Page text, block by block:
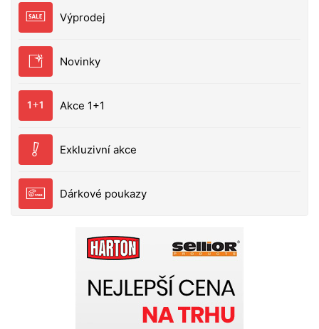
Výprodej
Novinky
Akce 1+1
Exkluzivní akce
Dárkové poukazy
do přírody, pro volný čas, procházky přírodou apod.
Ne nadarmo je používají zkušení profesionálové
rybáře, záchrannými a bezpečnostními složkami
konče.....Vrchní vrstva je vyrobena z kvalitní kůže.
je díky speciálnímu výrobnímu procesu odolná vodě,
oleji i poškrábání kameny. Taktéž je velmi lehká,
pružná a měkká, což ji činí velmi vhodnou pro obuv
do přírody. Tělo boty tvoří ještě materiál Cordura ®.
Tato speciální tkanina má velkou odolnost proti
oděru, velkou stálost při jakékoliv teplotě a udržuje
si tyto vlastnosti po mnoho let. Taktéž je velmi
odolná proti proříznutí nebo propíchnutí. Cordura®
více než bavlna.Podšívka je vyrobena z materiálu
Sympatex®. Je to lehká, ultra-tenká, neporézní
polyesterová membrána, která je zcela vodotěsná,
absolutně odolná proti větru a vysoce prodyšná. Je
to neviditelný štít mezi podšívkou a vnějším
materiálem obuvi.Podrážka je vyrobena ze